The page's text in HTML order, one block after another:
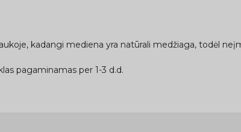
kadangi mediena yra natūrali medžiaga, todėl
pagaminamas per 1-3 d.d.